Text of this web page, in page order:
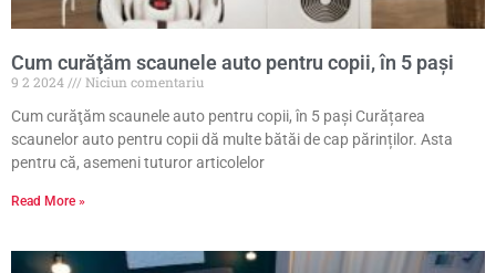
Cum curăţăm scaunele auto pentru copii, în 5 paşi
9 2 2024
Niciun comentariu
Cum curăţăm scaunele auto pentru copii, în 5 paşi Curățarea
scaunelor auto pentru copii dă multe bătăi de cap părinților. Asta
pentru că, asemeni tuturor articolelor
Read More »